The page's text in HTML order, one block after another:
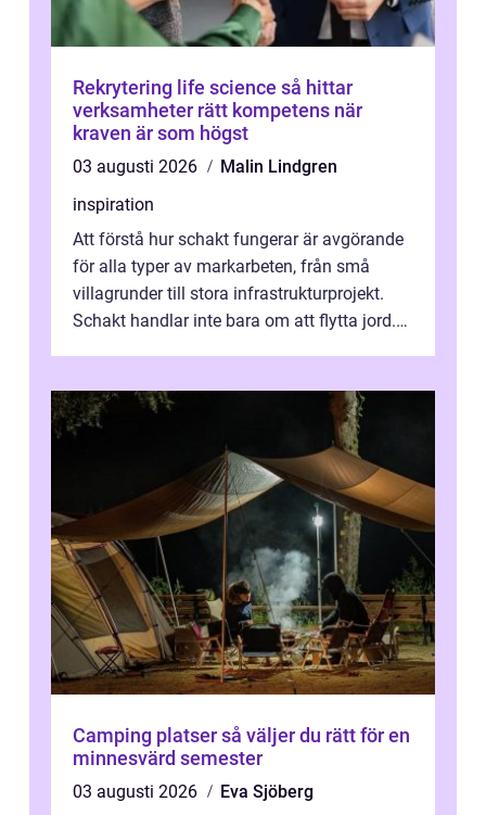
Rekrytering life science så hittar
verksamheter rätt kompetens när
kraven är som högst
03 augusti 2026
Malin Lindgren
inspiration
Att förstå hur schakt fungerar är avgörande
för alla typer av markarbeten, från små
villagrunder till stora infrastrukturprojekt.
Schakt handlar inte bara om att flytta jord.
Camping platser så väljer du rätt för en
minnesvärd semester
03 augusti 2026
Eva Sjöberg